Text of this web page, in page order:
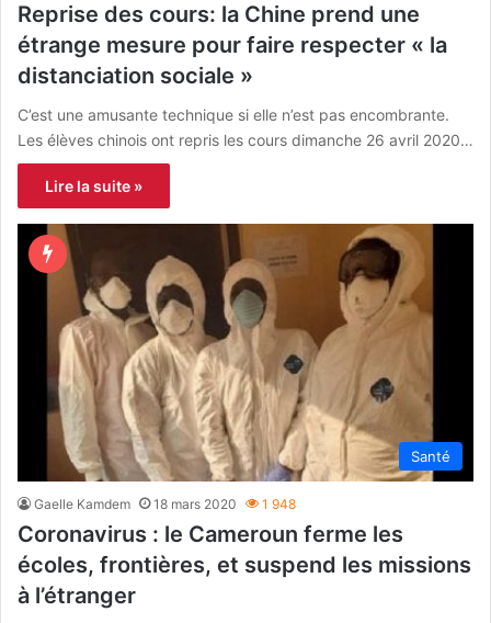
Reprise des cours: la Chine prend une
étrange mesure pour faire respecter « la
distanciation sociale »
C’est une amusante technique si elle n’est pas encombrante.
Les élèves chinois ont repris les cours dimanche 26 avril 2020…
Lire la suite »
Santé
Gaelle Kamdem 18 mars 2020 1 948
Coronavirus : le Cameroun ferme les
écoles, frontières, et suspend les missions
à l’étranger